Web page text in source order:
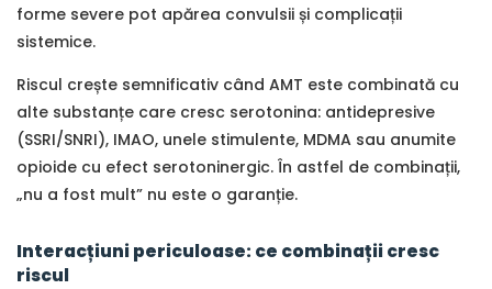
forme severe pot apărea convulsii și complicații
sistemice.
Riscul crește semnificativ când AMT este combinată cu
alte substanțe care cresc serotonina: antidepresive
(SSRI/SNRI), IMAO, unele stimulente, MDMA sau anumite
opioide cu efect serotoninergic. În astfel de combinații,
„nu a fost mult” nu este o garanție.
Interacțiuni periculoase: ce combinații cresc
riscul